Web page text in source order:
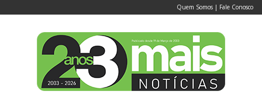
Quem Somos | Fale Conosco